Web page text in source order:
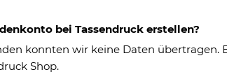
Eigenschaften
bei Tassendruck erstellen?
konnten wir keine Daten übertragen.
Shop.